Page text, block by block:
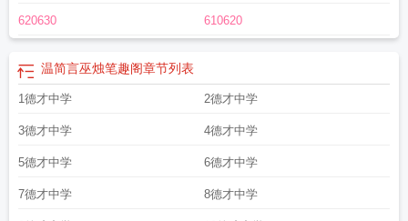
620630 610620
温简言巫烛笔趣阁章节列表
1德才中学 2德才中学
3德才中学 4德才中学
5德才中学 6德才中学
7德才中学 8德才中学